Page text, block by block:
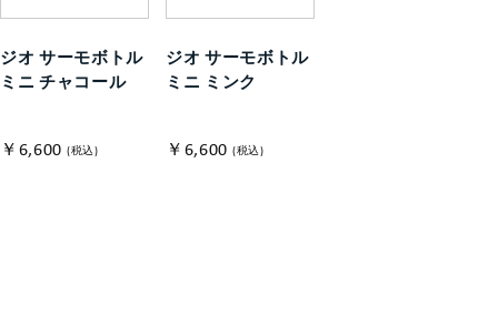
ジオ サーモボトル
ミニ チャコール
￥6,600 (税込)
ジオ サーモボトル
ミニ ミンク
￥6,600 (税込)